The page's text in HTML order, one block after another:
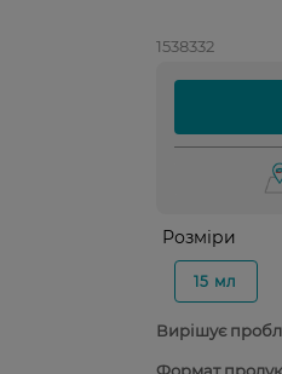
1538332
Розміри
15 мл
Вирішує